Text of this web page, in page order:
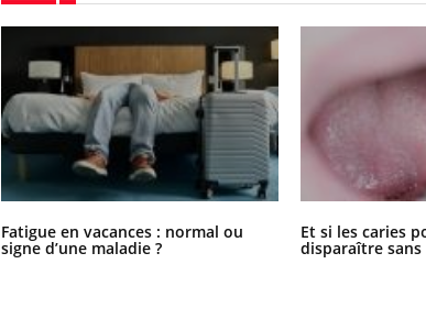
Fatigue en vacances : normal ou
signe d’une maladie ?
Et si les caries
disparaître sans